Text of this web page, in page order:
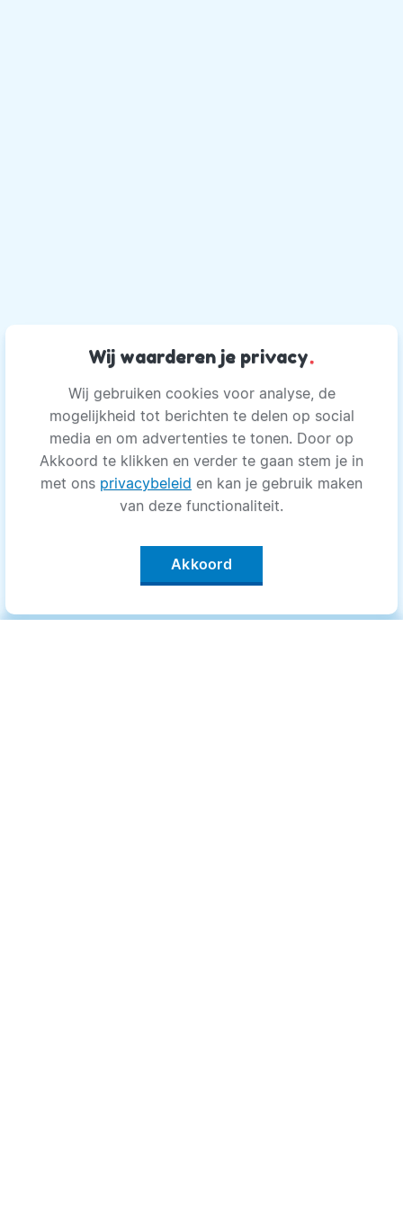
Wij waarderen je privacy.
Wij gebruiken cookies voor analyse, de
mogelijkheid tot berichten te delen op social
media en om advertenties te tonen. Door op
Akkoord te klikken en verder te gaan stem je in
met ons privacybeleid en kan je gebruik maken
van deze functionaliteit.
Akkoord